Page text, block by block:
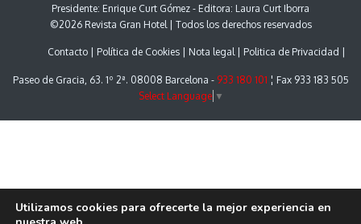
Presidente: Enrique Curt Gómez - Editora: Laura Curt Iborra
©2026 Revista Gran Hotel | Todos los derechos reservados
Contacto Política de Cookies Nota legal Politica de Privacidad
Paseo de Gracia, 63. 1º 2ª. 08008 Barcelona - 933 180 101 ¦ Fax 933 183 505
Select Language ▼
Utilizamos cookies para ofrecerte la mejor experiencia en